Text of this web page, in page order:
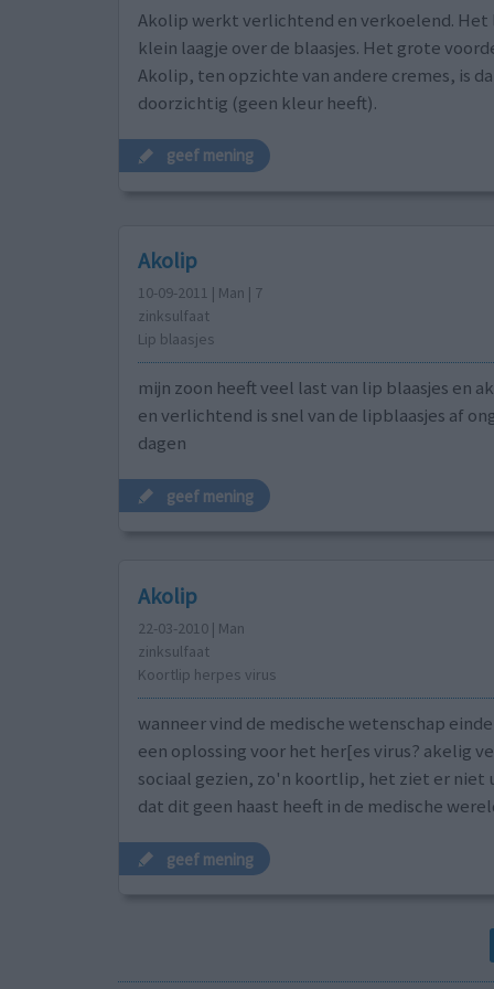
Akolip werkt verlichtend en verkoelend. Het
klein laagje over de blaasjes. Het grote
Akolip, ten opzichte van andere cremes, is
doorzichtig (geen kleur heeft).
geef mening
Akolip
10-09-2011 | Man | 7
zinksulfaat
Lip blaasjes
mijn zoon heeft veel last van lip blaasjes en
en verlichtend is snel van de lipblaasjes af
dagen
geef mening
Akolip
22-03-2010 | Man
zinksulfaat
Koortlip herpes virus
wanneer vind de medische wetenschap
een oplossing voor het her[es virus? akelig
sociaal gezien, zo'n koortlip, het ziet er niet
dat dit geen haast heeft in de medische
geef mening